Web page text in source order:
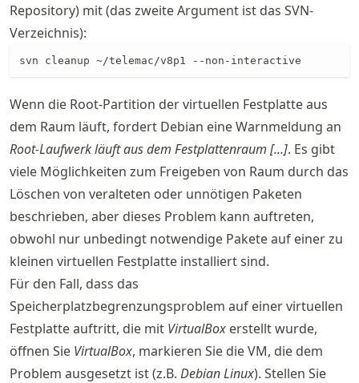
Repository) mit (das zweite Argument ist das SVN-
Verzeichnis):
svn cleanup ~/telemac/v8p1 --non-interactive
Wenn die Root-Partition der virtuellen Festplatte aus
dem Raum läuft, fordert Debian eine Warnmeldung an
Root-Laufwerk läuft aus dem Festplattenraum [...]. Es gibt
viele Möglichkeiten zum Freigeben von Raum durch das
Löschen von veralteten oder unnötigen Paketen
beschrieben, aber dieses Problem kann auftreten,
obwohl nur unbedingt notwendige Pakete auf einer zu
kleinen virtuellen Festplatte installiert sind.
Für den Fall, dass das
Speicherplatzbegrenzungsproblem auf einer virtuellen
Festplatte auftritt, die mit VirtualBox erstellt wurde,
öffnen Sie VirtualBox, markieren Sie die VM, die dem
Problem ausgesetzt ist (z.B. Debian Linux). Stellen Sie